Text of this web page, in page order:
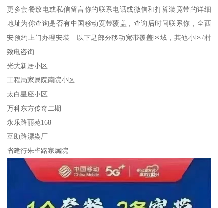
更多套餐致电或私信留言你的联系电话或微信和打算装宽带的详细
地址为你查询是否有中国移动宽带覆盖，查询后时间联系你，全西
安预约上门办理安装，以下是部分移动宽带覆盖区域，其他小区/村
致电咨询
光大新居小区
工程局家属院南院小区
太白星座小区
万科东方传奇二期
永乐路丽苑168
互助路漂染厂
省建行朱雀路家属院